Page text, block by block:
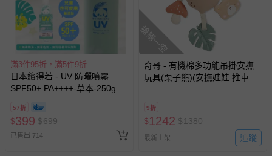
滿3件95折，滿5件9折
日本繽得若 - UV 防曬噴霧
SPF50+ PA++++-草本-250g
57折
$399 $699
已售出 714
搶購一空
奇哥 - 有機棉多功能吊掛安撫
玩具(栗子熊)(安撫娃娃 推車玩
9折
$1242 $1380
最新上架 追蹤